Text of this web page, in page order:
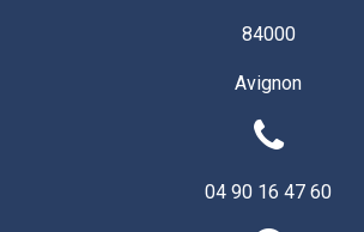
84000
Avignon
04 90 16 47 60